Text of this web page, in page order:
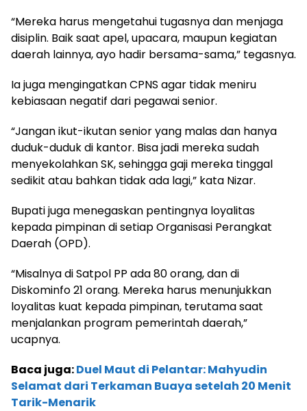
“Mereka harus mengetahui tugasnya dan menjaga
disiplin. Baik saat apel, upacara, maupun kegiatan
daerah lainnya, ayo hadir bersama-sama,” tegasnya.
Ia juga mengingatkan CPNS agar tidak meniru
kebiasaan negatif dari pegawai senior.
“Jangan ikut-ikutan senior yang malas dan hanya
duduk-duduk di kantor. Bisa jadi mereka sudah
menyekolahkan SK, sehingga gaji mereka tinggal
sedikit atau bahkan tidak ada lagi,” kata Nizar.
Bupati juga menegaskan pentingnya loyalitas
kepada pimpinan di setiap Organisasi Perangkat
Daerah (OPD).
“Misalnya di Satpol PP ada 80 orang, dan di
Diskominfo 21 orang. Mereka harus menunjukkan
loyalitas kuat kepada pimpinan, terutama saat
menjalankan program pemerintah daerah,”
ucapnya.
Baca juga:Duel Maut di Pelantar: Mahyudin
Selamat dari Terkaman Buaya setelah 20 Menit
Tarik-Menarik